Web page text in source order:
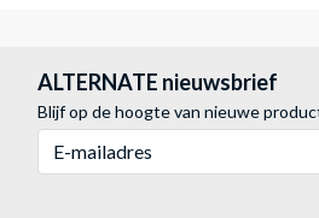
ALTERNATE nieuwsbrief
Blijf op de hoogte van nieuwe